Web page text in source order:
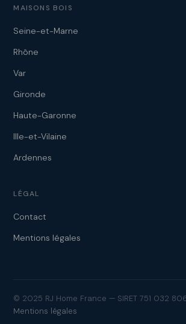
MAISONS BOIS
Seine-et-Marne
Rhône
Var
Gironde
Haute-Garonne
Ille-et-Vilaine
Ardennes
LÉGAL
Contact
Mentions légales
© 2025 RJ Home France — SIRET 751 032
Mentions légales